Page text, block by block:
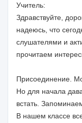
Учитель:
Здравствуйте,
надеюсь, что
слушателями и
прочитаем
Присоединение.
Но для начала
встать.
В нашем классе